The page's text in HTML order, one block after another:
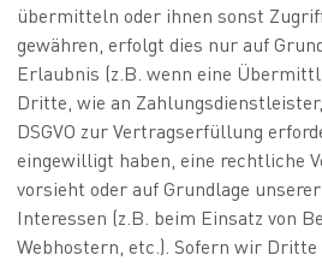
übermitteln oder ihnen sonst
gewähren, erfolgt dies nur auf
Erlaubnis (z.B. wenn eine
Dritte, wie an
DSGVO zur Vertragserfüllung
eingewilligt haben, eine rechtliche
vorsieht oder auf Grundlage
Interessen (z.B. beim Einsatz von
Webhostern, etc.). Sofern wir